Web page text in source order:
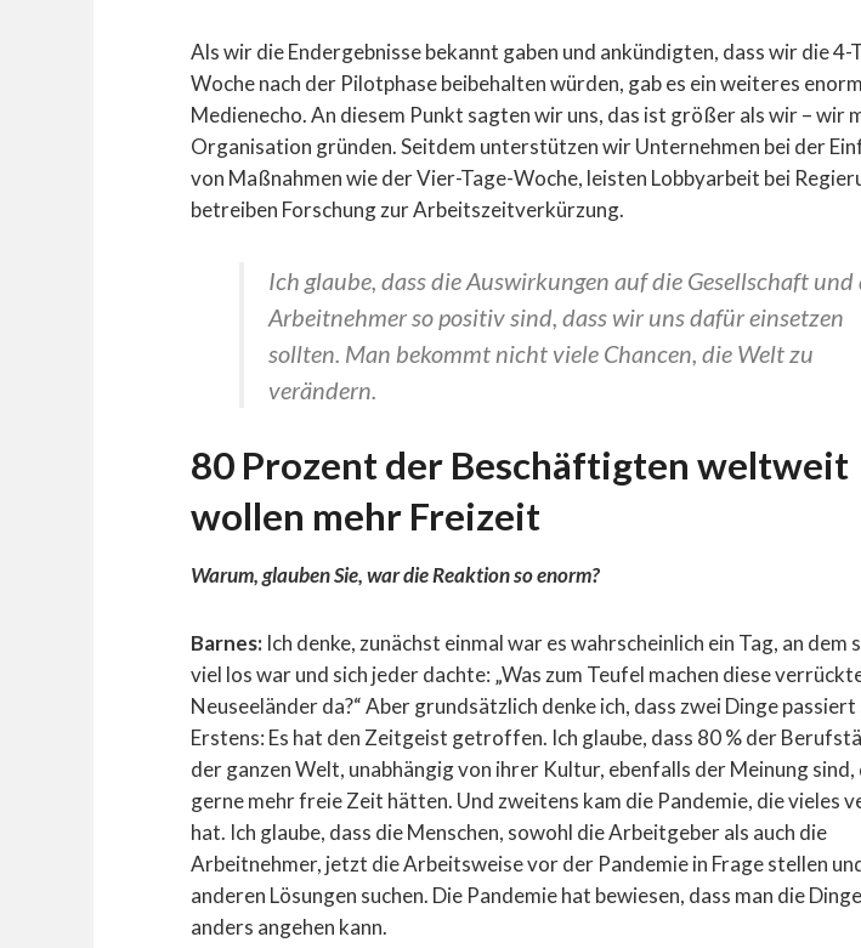
Als wir die Endergebnisse bekannt gaben und ankündigten, dass wir die 4-
Woche nach der Pilotphase beibehalten würden, gab es ein weiteres
Medienecho. An diesem Punkt sagten wir uns, das ist größer als wir – wir
Organisation gründen. Seitdem unterstützen wir Unternehmen bei der
von Maßnahmen wie der Vier-Tage-Woche, leisten Lobbyarbeit bei
betreiben Forschung zur Arbeitszeitverkürzung.
Ich glaube, dass die Auswirkungen auf die Gesellschaft und
Arbeitnehmer so positiv sind, dass wir uns dafür einsetzen
sollten. Man bekommt nicht viele Chancen, die Welt zu
verändern.
80 Prozent der Beschäftigten weltweit
wollen mehr Freizeit
Warum, glauben Sie, war die Reaktion so enorm?
Barnes: Ich denke, zunächst einmal war es wahrscheinlich ein Tag, an dem
viel los war und sich jeder dachte: „Was zum Teufel machen diese
Neuseeländer da?“ Aber grundsätzlich denke ich, dass zwei Dinge passiert
Erstens: Es hat den Zeitgeist getroffen. Ich glaube, dass 80 % der
der ganzen Welt, unabhängig von ihrer Kultur, ebenfalls der Meinung sind,
gerne mehr freie Zeit hätten. Und zweitens kam die Pandemie, die vieles
hat. Ich glaube, dass die Menschen, sowohl die Arbeitgeber als auch die
Arbeitnehmer, jetzt die Arbeitsweise vor der Pandemie in Frage stellen
anderen Lösungen suchen. Die Pandemie hat bewiesen, dass man die
anders angehen kann.